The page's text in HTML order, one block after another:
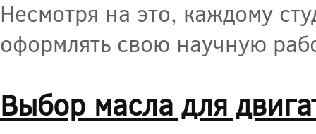
Несмотря на это, каждому
оформлять свою научную
Выбор масла для